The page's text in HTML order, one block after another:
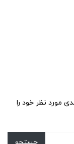
مورد نظر خود را